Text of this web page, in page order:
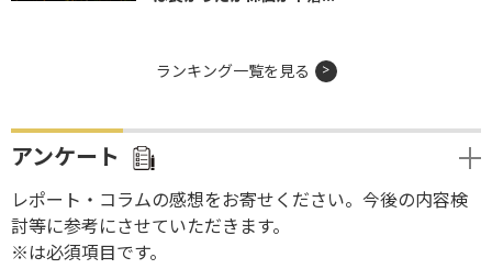
ランキング一覧を見る
アンケート
レポート・コラムの感想をお寄せください。今後の内容検
討等に参考にさせていただきます。
※は必須項目です。